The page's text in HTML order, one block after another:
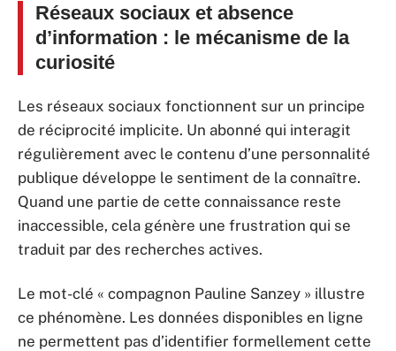
Réseaux sociaux et absence
d’information : le mécanisme de la
curiosité
Les réseaux sociaux fonctionnent sur un principe
de réciprocité implicite. Un abonné qui interagit
régulièrement avec le contenu d’une personnalité
publique développe le sentiment de la connaître.
Quand une partie de cette connaissance reste
inaccessible, cela génère une frustration qui se
traduit par des recherches actives.
Le mot-clé « compagnon Pauline Sanzey » illustre
ce phénomène. Les données disponibles en ligne
ne permettent pas d’identifier formellement cette